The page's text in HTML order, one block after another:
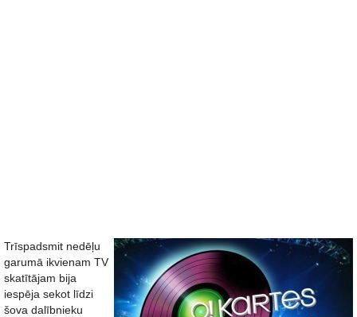
Trīspadsmit nedēļu
garumā ikvienam TV
skatītājam bija
iespēja sekot līdzi
šova dalībnieku